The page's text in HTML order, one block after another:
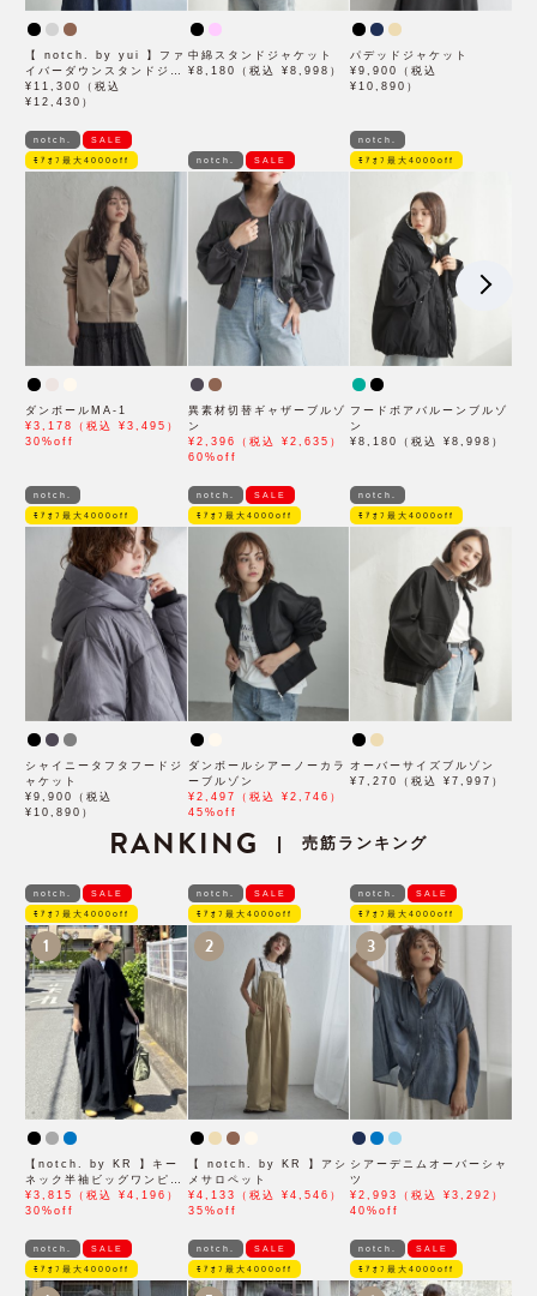
【 notch. by yui 】ファ
イバーダウンスタンドジャ
ケット
¥11,300（税込
¥12,430）
中綿スタンドジャケット
¥8,180（税込 ¥8,998）
パデッドジャケット
¥9,900（税込
¥10,890）
notch. SALE
ﾓｱｵﾌ最大4000off
ダンボールMA-1
¥3,178（税込 ¥3,495）
30%off
notch. SALE
異素材切替ギャザーブルゾ
ン
¥2,396（税込 ¥2,635）
60%off
notch.
ﾓｱｵﾌ最大4000off
フードボアバルーンブルゾ
ン
¥8,180（税込 ¥8,998）
notch.
ﾓｱｵﾌ最大4000off
シャイニータフタフードジ
ャケット
¥9,900（税込
¥10,890）
notch. SALE
ﾓｱｵﾌ最大4000off
ダンボールシアーノーカラ
ーブルゾン
¥2,497（税込 ¥2,746）
45%off
notch.
ﾓｱｵﾌ最大4000off
オーバーサイズブルゾン
¥7,270（税込 ¥7,997）
RANKING | 売筋ランキング
notch. SALE
ﾓｱｵﾌ最大4000off
1
【notch. by KR 】キー
ネック半袖ビッグワンピー
ス
¥3,815（税込 ¥4,196）
30%off
notch. SALE
ﾓｱｵﾌ最大4000off
2
【 notch. by KR 】アシ
メサロペット
¥4,133（税込 ¥4,546）
35%off
notch. SALE
ﾓｱｵﾌ最大4000off
3
シアーデニムオーバーシャ
ツ
¥2,993（税込 ¥3,292）
40%off
notch. SALE
ﾓｱｵﾌ最大4000off
notch. SALE
ﾓｱｵﾌ最大4000off
notch. SALE
ﾓｱｵﾌ最大4000off